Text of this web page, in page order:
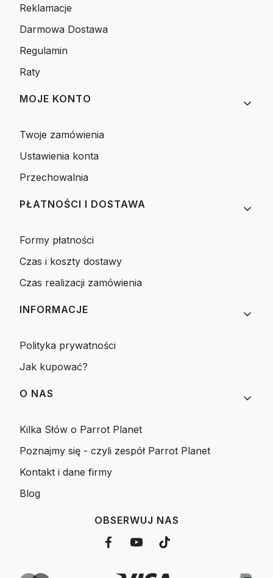
Reklamacje
Darmowa Dostawa
Regulamin
Raty
MOJE KONTO
Twoje zamówienia
Ustawienia konta
Przechowalnia
PŁATNOŚCI I DOSTAWA
Formy płatności
Czas i koszty dostawy
Czas realizacji zamówienia
INFORMACJE
Polityka prywatności
Jak kupować?
O NAS
Kilka Słów o Parrot Planet
Poznajmy się - czyli zespół Parrot Planet
Kontakt i dane firmy
Blog
OBSERWUJ NAS